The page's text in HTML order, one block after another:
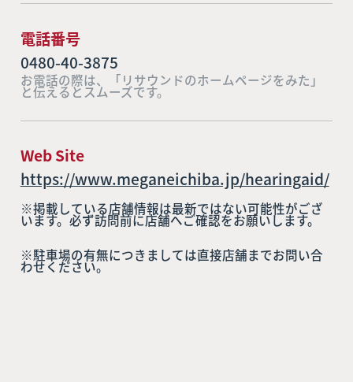
電話番号
0480-40-3875
お電話の際は、「リサウンドのホームページをみた」
と伝えるとスムーズです。
Web Site
https://www.meganeichiba.jp/hearingaid/
※掲載している店舗情報は最新ではない可能性がござ
います。必ず訪問前に店舗へご確認をお願いします。
※駐車場の有無につきましては直接店舗までお問い合
わせください。